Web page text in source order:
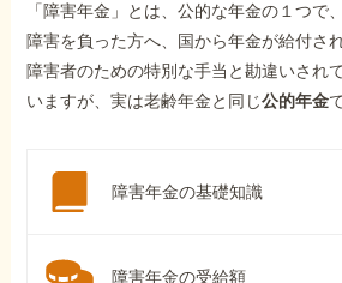
「障害年金」とは、公的な年金の１つで
障害を負った方へ、国から年金が給付さ
障害者のための特別な手当と勘違いされ
いますが、実は老齢年金と同じ公的年金
障害年金の基礎知識
障害年金の受給額